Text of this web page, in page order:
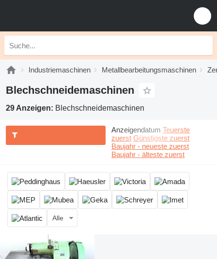
Industriemaschinen Metallbearbeitungsmaschinen
Blechschneidemaschinen
29 Anzeigen: Blechschneidemaschinen
Anzeigendatum Teuerste
zuerst Günstigste zuerst
Baujahr - neueste zuerst
Baujahr - älteste zuerst
Alle